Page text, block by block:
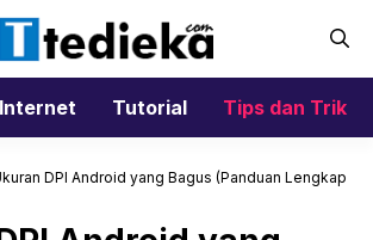
Internet Tutorial Tips dan Trik
DPI Android yang Bagus (Panduan Lengkap